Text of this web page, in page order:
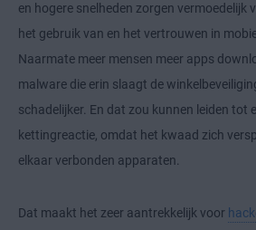
en hogere snelheden zorgen vermoedelijk
het gebruik van en het vertrouwen in
Naarmate meer mensen meer apps
malware die erin slaagt de
schadelijker. En dat zou kunnen leiden tot
kettingreactie, omdat het kwaad zich
elkaar verbonden apparaten.
Dat maakt het zeer aantrekkelijk voor